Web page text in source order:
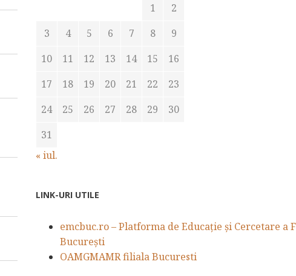
1
2
3
4 5 6 7 8
9
10
11 12 13 14 15
16
17
18 19 20 21 22
23
24
25 26 27 28 29
30
31
« iul.
LINK-URI UTILE
emcbuc.ro – Platforma de Educație și Cercetare a
București
OAMGMAMR filiala Bucuresti